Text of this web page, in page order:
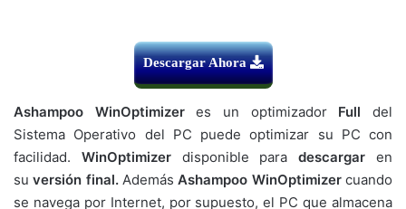
Descargar Ahora
Ashampoo WinOptimizeres un optimizador Full del
Sistema Operativo del PC puede optimizar su PC con
facilidad. WinOptimizer disponible paradescargaren
suversión final.AdemásAshampoo WinOptimizercuando
se navega por Internet, por supuesto, el PC que almacena